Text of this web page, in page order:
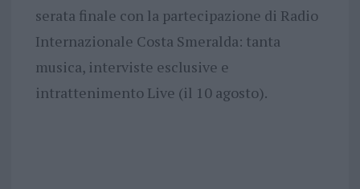
serata finale con la partecipazione di Radio
Internazionale Costa Smeralda: tanta
musica, interviste esclusive e
intrattenimento Live (il 10 agosto).